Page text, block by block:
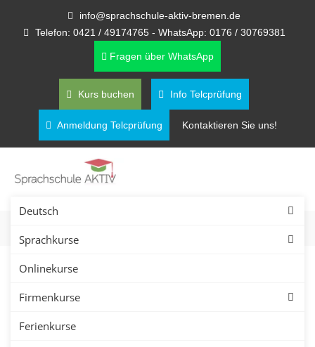
info@sprachschule-aktiv-bremen.de
Telefon: 0421 / 49174765 - WhatsApp: 0176 / 30769381
Fragen über WhatsApp
Kurs buchen Info Telcprüfung
Anmeldung Telcprüfung Kontaktieren Sie uns!
Deutsch
Sprachkurse
Onlinekurse
Firmenkurse
Ferienkurse
Kontaktformular –